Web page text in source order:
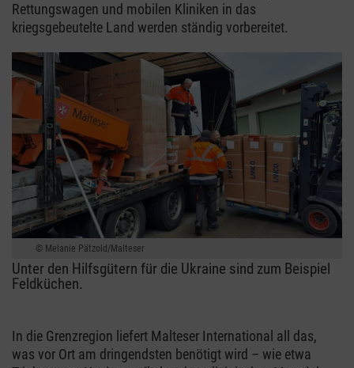
Rettungswagen und mobilen Kliniken in das
kriegsgebeutelte Land werden ständig vorbereitet.
Melanie Pätzold/Malteser
Unter den Hilfsgütern für die Ukraine sind zum Beispiel
Feldküchen.
In die Grenzregion liefert Malteser International all das,
was vor Ort am dringendsten benötigt wird – wie etwa